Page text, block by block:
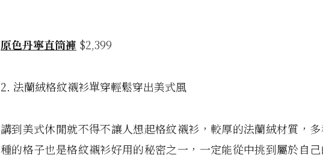
原色丹寧直筒褲 $2,399
2. 法蘭絨格紋襯衫單穿輕鬆穿出美式風
講到美式休閒就不得不讓人想起格紋襯衫，較厚的法蘭絨材質，
種的格子也是格紋襯衫好用的秘密之一，一定能從中挑到屬於自